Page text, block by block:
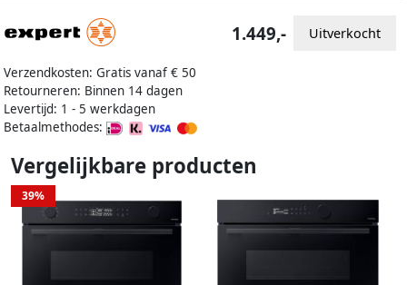
Verzendkosten: Gratis vanaf € 50
Retourneren: Binnen 14 dagen
Levertijd: 1 - 5 werkdagen
Betaalmethodes:
1.449,- Uitverkocht
Vergelijkbare producten
39%